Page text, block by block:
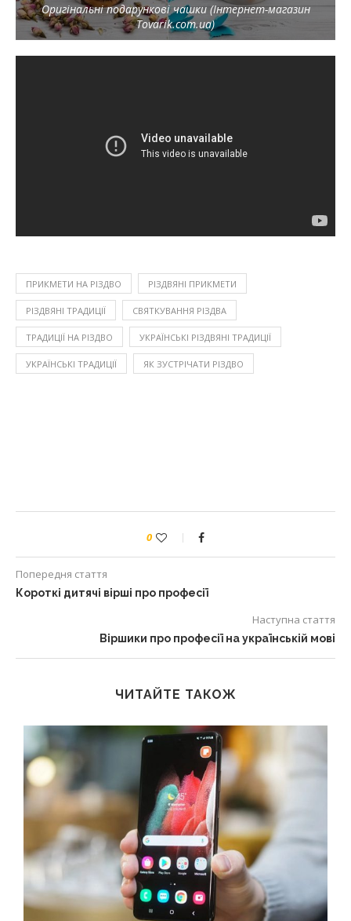
Оригінальні подарункові чашки (Інтернет-магазин
Tovarik.com.ua)
ПРИКМЕТИ НА РІЗДВО РІЗДВЯНІ ПРИКМЕТИ
РІЗДВЯНІ ТРАДИЦІЇ СВЯТКУВАННЯ РІЗДВА
ТРАДИЦІЇ НА РІЗДВО УКРАЇНСЬКІ РІЗДВЯНІ ТРАДИЦІЇ
УКРАЇНСЬКІ ТРАДИЦІЇ ЯК ЗУСТРІЧАТИ РІЗДВО
0
Попередня стаття
Короткі дитячі вірші про професії
Наступна стаття
Віршики про професії на українській мові
ЧИТАЙТЕ ТАКОЖ